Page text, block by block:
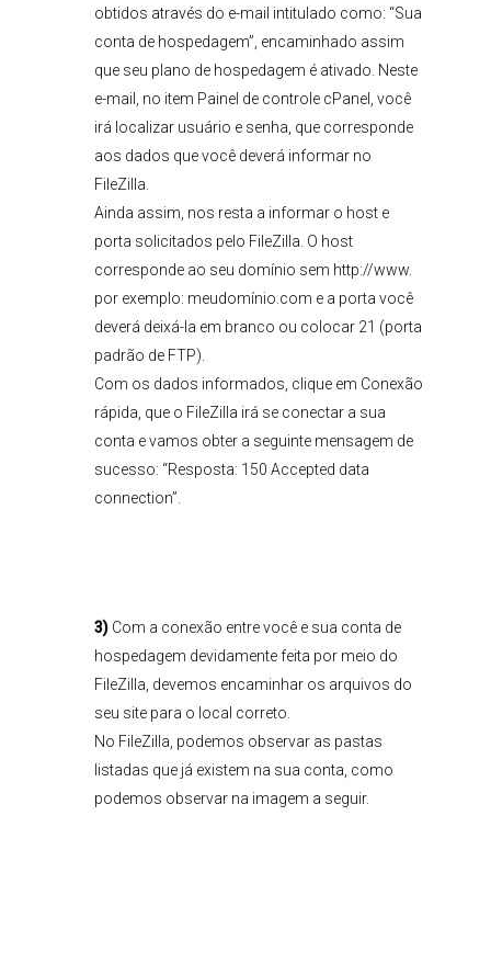
obtidos através do e-mail intitulado como: “Sua
conta de hospedagem”, encaminhado assim
que seu plano de hospedagem é ativado. Neste
e-mail, no item Painel de controle cPanel, você
irá localizar usuário e senha, que corresponde
aos dados que você deverá informar no
FileZilla.
Ainda assim, nos resta a informar o host e
porta solicitados pelo FileZilla. O host
corresponde ao seu domínio sem http://www.
por exemplo: meudomínio.com e a porta você
deverá deixá-la em branco ou colocar 21 (porta
padrão de FTP).
Com os dados informados, clique em Conexão
rápida, que o FileZilla irá se conectar a sua
conta e vamos obter a seguinte mensagem de
sucesso: “Resposta: 150 Accepted data
connection”.
3) Com a conexão entre você e sua conta de
hospedagem devidamente feita por meio do
FileZilla, devemos encaminhar os arquivos do
seu site para o local correto.
No FileZilla, podemos observar as pastas
listadas que já existem na sua conta, como
podemos observar na imagem a seguir.